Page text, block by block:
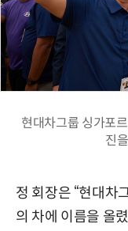
현대차그룹 싱가포
진
정 회장은 “현대차
의 차에 이름을 올